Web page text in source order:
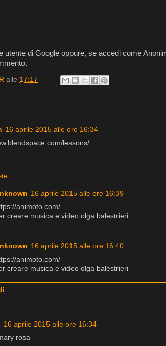
utente di Google oppure, se accedi come
alle 17:17
16 aprile 2015 alle ore 16:34
lessons/
16 aprile 2015 alle ore 16:39
animoto.com/
creare musica e video olga balestrieri
16 aprile 2015 alle ore 16:40
animoto.com/
creare musica e video olga balestrieri
16 aprile 2015 alle ore 16:34
rosa